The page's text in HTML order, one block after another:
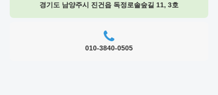
경기도 남양주시 진건읍 독정로솔숲길 11, 3호
010-3840-0505